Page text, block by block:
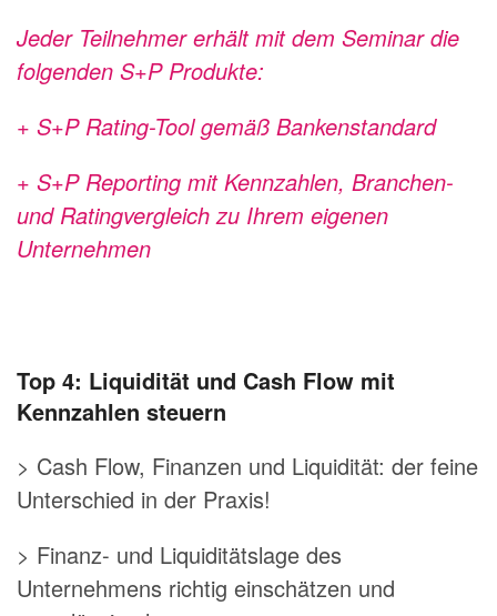
Jeder Teilnehmer erhält mit dem Seminar die
folgenden S+P Produkte:
+ S+P Rating-Tool gemäß Bankenstandard
+ S+P Reporting mit Kennzahlen, Branchen-
und Ratingvergleich zu Ihrem eigenen
Unternehmen
Top 4: Liquidität und Cash Flow mit
Kennzahlen steuern
> Cash Flow, Finanzen und Liquidität: der feine
Unterschied in der Praxis!
> Finanz- und Liquiditätslage des
Unternehmens richtig einschätzen und